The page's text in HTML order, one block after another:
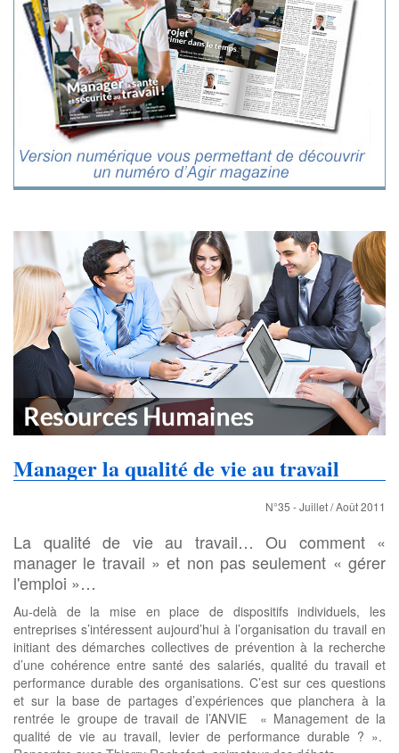
Manager la qualité de vie au travail
N°35 - Juillet / Août 2011
La qualité de vie au travail… Ou comment «
manager le travail » et non pas seulement « gérer
l'emploi »…
Au-delà de la mise en place de dispositifs individuels, les
entreprises s’intéressent aujourd’hui à l’organisation du travail en
initiant des démarches collectives de prévention à la recherche
d’une cohérence entre santé des salariés, qualité du travail et
performance durable des organisations. C’est sur ces questions
et sur la base de partages d’expériences que planchera à la
rentrée le groupe de travail de l’ANVIE « Management de la
qualité de vie au travail, levier de performance durable ? ».